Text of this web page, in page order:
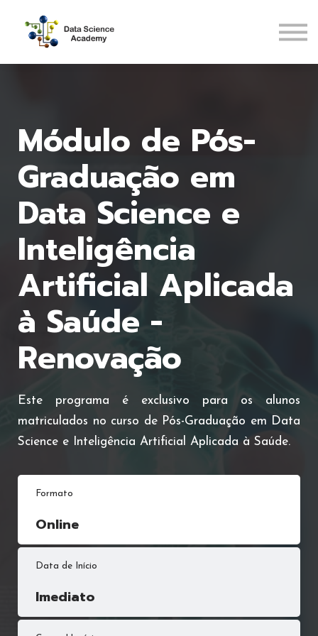
Pós-Graduações
Módulo de Pós-
Graduação em
Data Science e
Inteligência
Artificial Aplicada
à Saúde -
Renovação
Este programa é exclusivo para os alunos
matriculados no curso de Pós-Graduação em Data
Science e Inteligência Artificial Aplicada à Saúde.
Formato
Online
Data de Início
Imediato